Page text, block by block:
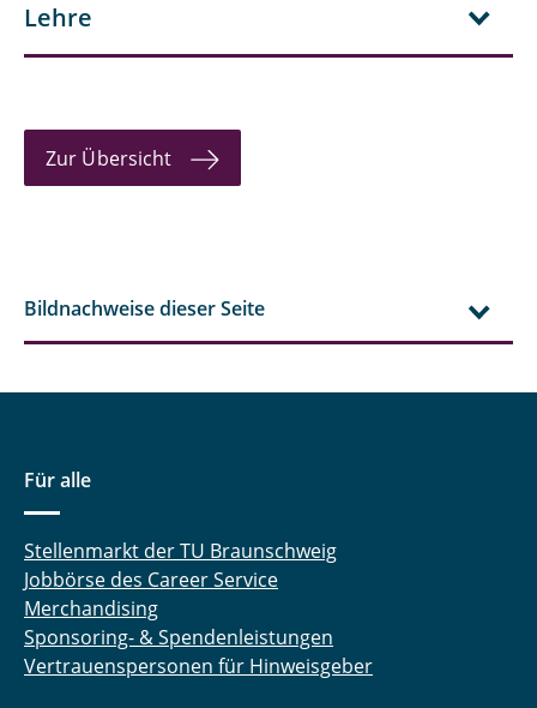
Lenger, Magnus
Lootz, Astrid
Schneider, Eduardo
Schnelting, Leonard
Schulte, Andreas
Sprick, Miriam
Lehre
Zur Übersicht
Bildnachweise dieser Seite
Für alle
Stellenmarkt der TU Braunschweig
Jobbörse des Career Service
Merchandising
Sponsoring- & Spendenleistungen
Vertrauenspersonen für Hinweisgeber